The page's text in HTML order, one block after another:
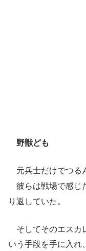
野獣ども
元兵士だけでつる
彼らは戦場で感じ
り返していた。
そしてそのエスカ
いう手段を手に入れ